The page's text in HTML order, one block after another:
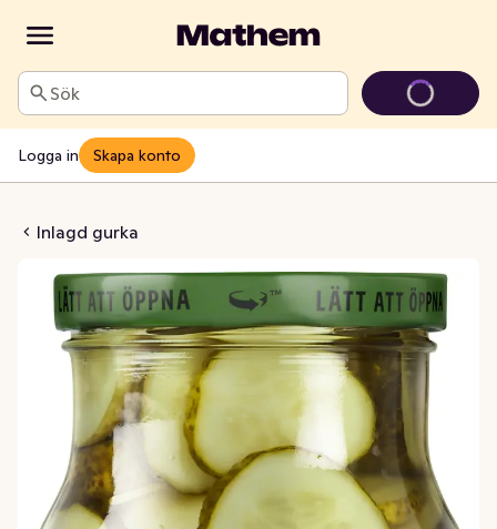
Sök
Logga in Skapa konto
Inlagd gurka
Skivad